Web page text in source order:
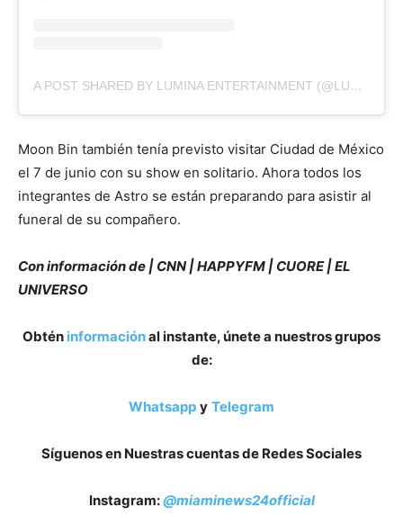
A POST SHARED BY LUMINA ENTERTAINMENT (@LUMINAENT)
Moon Bin también tenía previsto visitar Ciudad de México
el 7 de junio con su show en solitario. Ahora todos los
integrantes de Astro se están preparando para asistir al
funeral de su compañero.
Con información de | CNN | HAPPYFM | CUORE | EL
UNIVERSO
Obtén informaciónal instante, únete a nuestros grupos
de:
Whatsapp y Telegram
Síguenos en Nuestras cuentas de Redes Sociales
Instagram:@miaminews24official